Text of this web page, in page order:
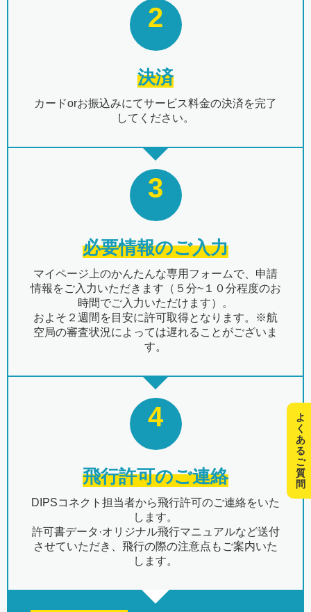
よ
く
あ
る
ご
質
問
2
決済
カードorお振込みにてサービス料金の決済を完了
してください。
3
必要情報のご入力
マイページ上のかんたんな専用フォームで、申請
情報をご入力いただきます（５分~１０分程度のお
時間でご入力いただけます）。
およそ２週間を目安に許可取得となります。※航
空局の審査状況によっては遅れることがございま
す。
4
飛行許可のご連絡
DIPSコネクト担当者から飛行許可のご連絡をいた
します。
許可書データ·オリジナル飛行マニュアルなど送付
させていただき、飛行の際の注意点もご案内いた
します。